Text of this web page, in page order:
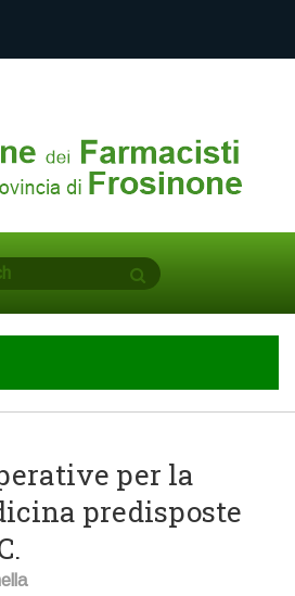
per la
predisposte